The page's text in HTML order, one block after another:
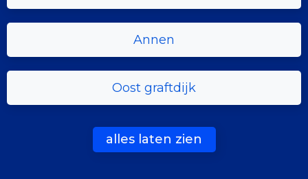
Annen
Oost graftdijk
alles laten zien